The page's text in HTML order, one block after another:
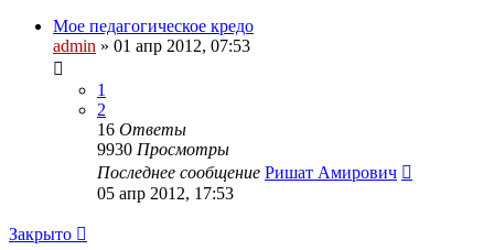
Мое педагогическое кредо
admin » 01 апр 2012, 07:53
1
2
16 Ответы
9930 Просмотры
Последнее сообщение Ришат Амирович
05 апр 2012, 17:53
Закрыто